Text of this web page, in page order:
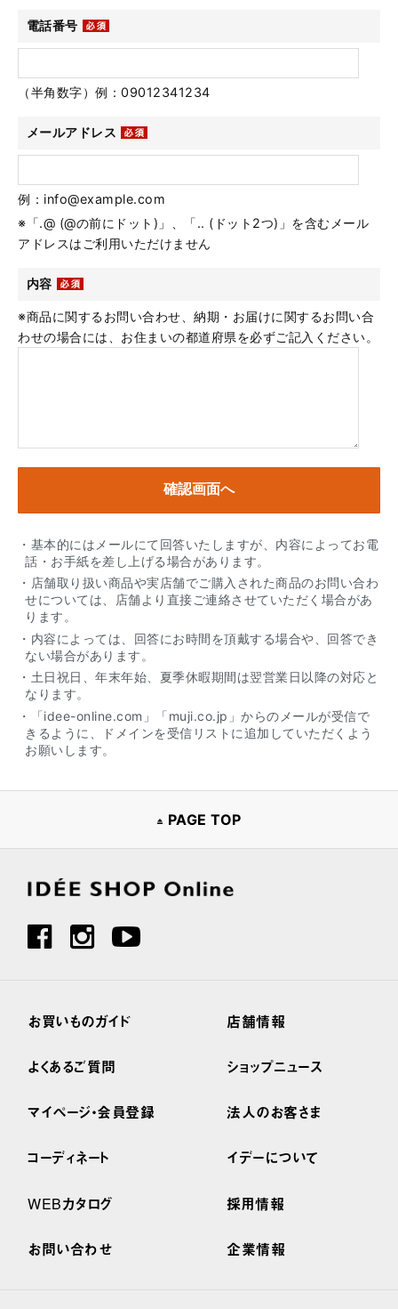
電話番号
（半角数字）例：09012341234
メールアドレス
例：info@example.com
※「.@ (@の前にドット)」、「.. (ドット2つ)」を含むメール
アドレスはご利用いただけません
内容
※商品に関するお問い合わせ、納期・お届けに関するお問い合
わせの場合には、お住まいの都道府県を必ずご記入ください。
・基本的にはメールにて回答いたしますが、内容によってお電
話・お手紙を差し上げる場合があります。
・店舗取り扱い商品や実店舗でご購入された商品のお問い合わ
せについては、店舗より直接ご連絡させていただく場合があ
ります。
・内容によっては、回答にお時間を頂戴する場合や、回答でき
ない場合があります。
・土日祝日、年末年始、夏季休暇期間は翌営業日以降の対応と
なります。
・「idee-online.com」「muji.co.jp」からのメールが受信で
きるように、ドメインを受信リストに追加していただくよう
お願いします。
PAGE TOP
お買いものガイド
よくあるご質問
マイページ・会員登録
コーディネート
WEBカタログ
お問い合わせ
店舗情報
ショップニュース
法人のお客さま
イデーについて
採用情報
企業情報